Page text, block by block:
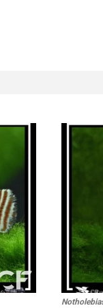
Notholebiasminimus